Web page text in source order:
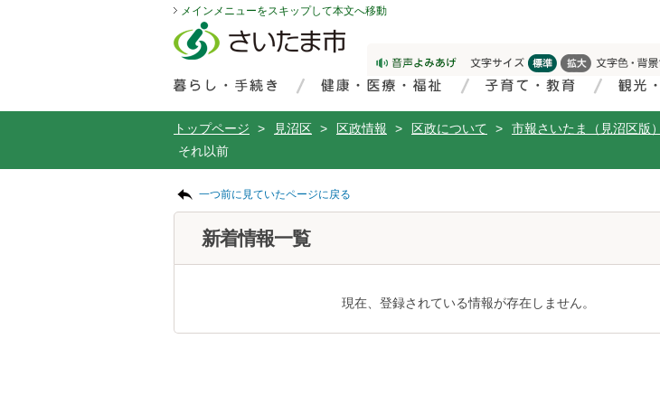
メインメニューをスキップして本文へ移動
トップページ > 見沼区 > 区政情報 > 区政について > 市報さいたま（見沼区版）
それ以前
一つ前に見ていたページに戻る
新着情報一覧
現在、登録されている情報が存在しません。